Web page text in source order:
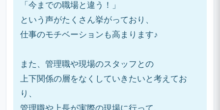
「今までの職場と違う！」
という声がたくさん挙がっており、
仕事のモチベーションも高まります♪
また、管理職や現場のスタッフとの
上下関係の層をなくしていきたいと考えてお
り、